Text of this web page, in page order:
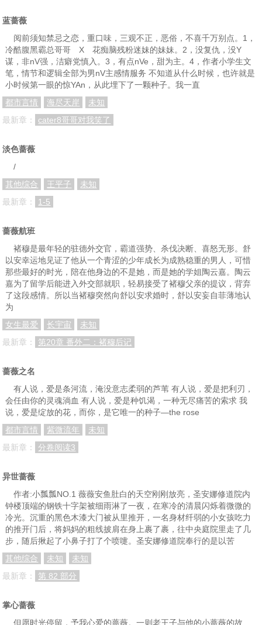
第85章 84 第86章 85 第87章 86
第88章 87 第89章 88 第90章 89
第91章 90 第92章 91 第93章 92
第94章 93
第97章 96
蓝蔷薇
阅前须知禁忌之恋，重口味，三观不正，恶俗，不喜千万别点。1，
冷酷腹黑霸总哥哥 X 花痴脑残粉迷妹的妹妹。2，没复仇，没Y
谋，非nV强，洁癖党慎入。3，有点nVe，甜为主。4，作者小学生文
笔，情节和逻辑全部为男nV主感情服务 不知道从什么时候，也许就是
小时候第一眼的惊YAn，从此埋下了一颗种子。我一直
都市言情
海尽天岸
未知
最新章：
cater8哥哥对我笑了
淡色蔷薇
/
其他综合
王平子
未知
最新章：
1-5
蔷薇航班
褚穆是最年轻的驻德外交官，霸道强势、杀伐决断、喜怒无形。舒
以安幸运地见证了他从一个青涩的少年成长为成熟稳重的男人，可惜
那些最好的时光，陪在他身边的不是她，而是她的学姐陶云嘉。陶云
嘉为了留学后能进入外交部就职，轻易接受了褚穆父亲的提议，背弃
了这段感情。所以当褚穆突然向舒以安求婚时，舒以安妄自菲薄地认
为
女生最爱
长宇宙
未知
最新章：
第20章 番外二：褚穆后记
蔷薇之名
有人说，爱是条河流，淹没意志柔弱的芦苇 有人说，爱是把利刃，
会任由你的灵魂淌血 有人说，爱是种饥渴，一种无尽痛苦的索求 我
说，爱是绽放的花，而你，是它唯一的种子―the rose
都市言情
紫微流年
未知
最新章：
分卷阅读3
异世蔷薇
作者:小瓢瓢NO.1 薇薇安鱼肚白的天空刚刚放亮，圣安娜修道院内
钟楼顶端的钢铁十字架被细雨淋了一夜，在寒冷的清晨闪烁着微微的
冷光。沉重的黑色木漆大门被从里推开，一名身材纤弱的小女孩吃力
的推开门后，将妈妈的粗线披肩在身上裹了裹，往中央庭院里走了几
步，随后揪起了小鼻子打了个喷嚏。圣安娜修道院奉行的是以苦
其他综合
未知
未知
最新章：
第 82 部分
掌心蔷薇
但愿时光停留，予我心爱的蔷薇。一则老王子与他的小蔷薇的故